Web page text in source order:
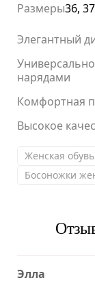
Размеры36,
Элегантный
нарядами
Комфортная
Высокое
Женская
Босоножки
Элла